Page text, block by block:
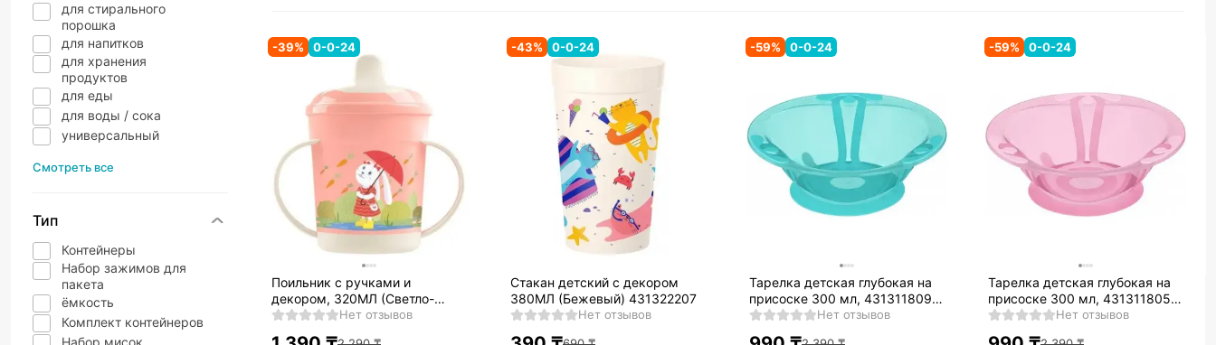
для стирального
порошка
для напитков
для хранения
продуктов
для еды
для воды / сока
универсальный
Смотреть все
Тип
Контейнеры
Набор зажимов для
пакета
ёмкость
Комплект контейнеров
Набор мисок
-39% 0-0-24
Поильник с ручками и
декором, 320МЛ (Светло-
розовый) 431313233
Нет отзывов
-43% 0-0-24
Стакан детский с декором
380МЛ (Бежевый) 431322207
Нет отзывов
-59% 0-0-24
Тарелка детская глубокая на
присоске 300 мл, 431311809,
Зеленый
Нет отзывов
-59% 0-0-24
Тарелка детская глубокая на
присоске 300 мл, 431311805,
Розовый
Нет отзывов